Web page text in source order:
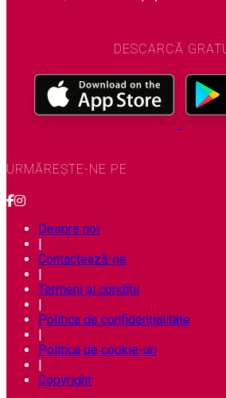
DESCARCĂ
URMĂREȘTE-NE PE
Despre noi
|
Contactează-ne
|
Termeni și condiții
|
Politica de confidențialitate
|
Politica de cookie-uri
|
Copyright